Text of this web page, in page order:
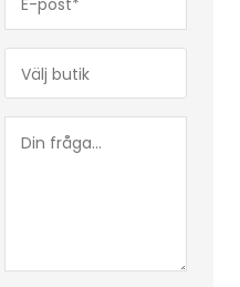
post*
(Obligatoriskt)
(Obligatoriskt)
fråga...